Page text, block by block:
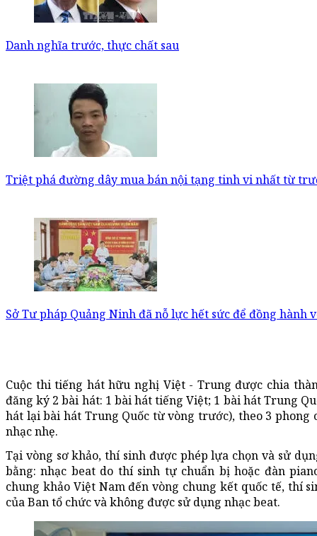
Danh nghĩa trước, thực chất sau
Triệt phá đường dây mua bán nội tạng tinh vi nhất từ
Sở Tư pháp Quảng Ninh đã nỗ lực hết sức để đồng hành
Cuộc thi tiếng hát hữu nghị Việt - Trung được chia
đăng ký 2 bài hát: 1 bài hát tiếng Việt; 1 bài hát Trung
hát lại bài hát Trung Quốc từ vòng trước), theo 3 phong
nhạc nhẹ.
Tại vòng sơ khảo, thí sinh được phép lựa chọn và sử
bằng: nhạc beat do thí sinh tự chuẩn bị hoặc đàn
chung khảo Việt Nam đến vòng chung kết quốc tế, thí
của Ban tổ chức và không được sử dụng nhạc beat.